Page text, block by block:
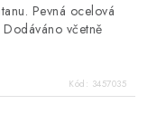
Pevná ocelová
včetně
Kód: 3457035